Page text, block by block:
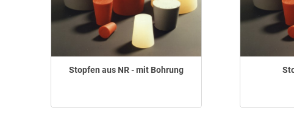
Stopfen aus NR - mit Bohrung